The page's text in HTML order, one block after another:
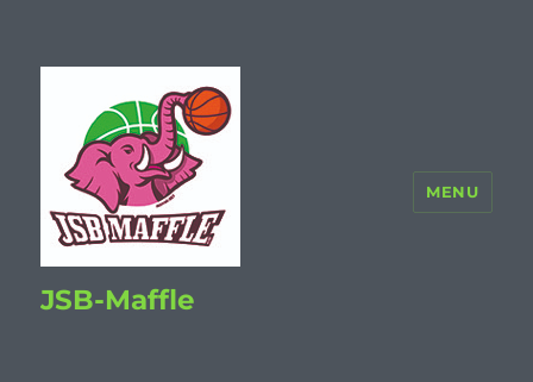
JSB-Maffle
MENU